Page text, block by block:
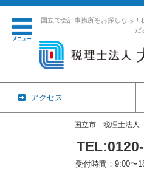
国立で会計事務所をお探しなら！
だ
アクセス
国立市 税理士法人
受付時間：9:00〜